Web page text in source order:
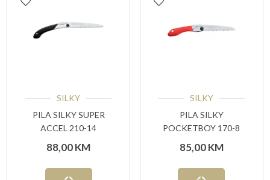
SILKY
PILA SILKY SUPER
ACCEL 210-14
88,00KM
SILKY
PILA SILKY
POCKETBOY 170-8
85,00KM